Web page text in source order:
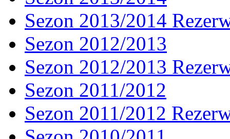
Sezon 2013/2014
Sezon 2012/2013
Sezon 2012/2013
Sezon 2011/2012
Sezon 2011/2012